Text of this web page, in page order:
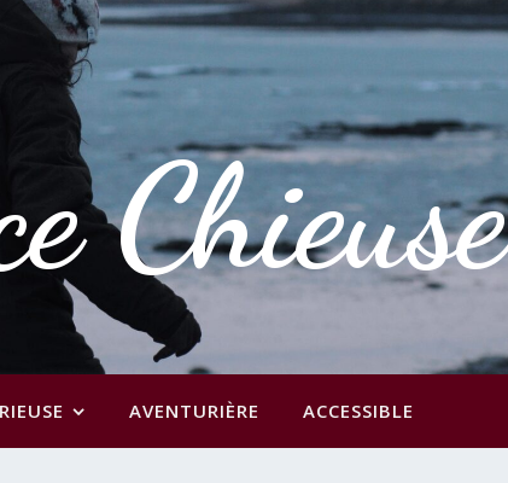
Chieuse
AVENTURIÈRE ACCESSIBLE